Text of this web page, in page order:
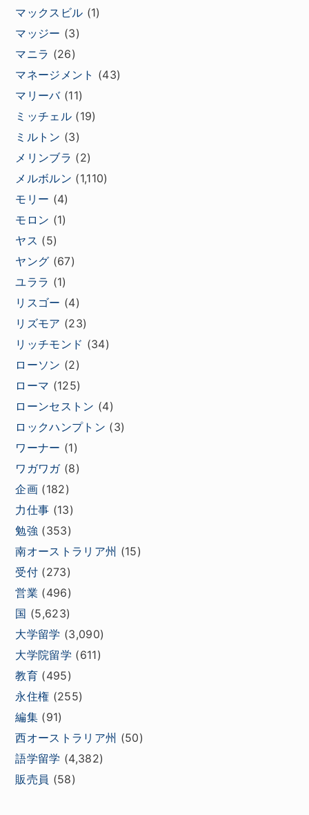
マックスビル (1)
マッジー (3)
マニラ (26)
マネージメント (43)
マリーバ(11)
ミッチェル (19)
ミルトン (3)
メリンブラ (2)
メルボルン (1,110)
モリー (4)
モロン (1)
ヤス (5)
ヤング (67)
ユララ (1)
リスゴー (4)
リズモア (23)
リッチモンド (34)
ローソン (2)
ローマ (125)
ローンセストン (4)
ロックハンプトン (3)
ワーナー (1)
ワガワガ(8)
企画 (182)
力仕事 (13)
勉強 (353)
南オーストラリア州 (15)
受付 (273)
営業 (496)
国 (5,623)
大学留学 (3,090)
大学院留学 (611)
教育 (495)
永住権 (255)
編集 (91)
西オーストラリア州 (50)
語学留学 (4,382)
販売員 (58)